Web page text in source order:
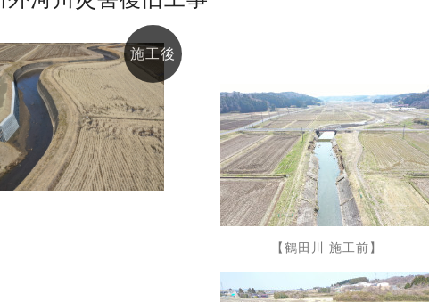
施工後
【鶴田川 施工前】